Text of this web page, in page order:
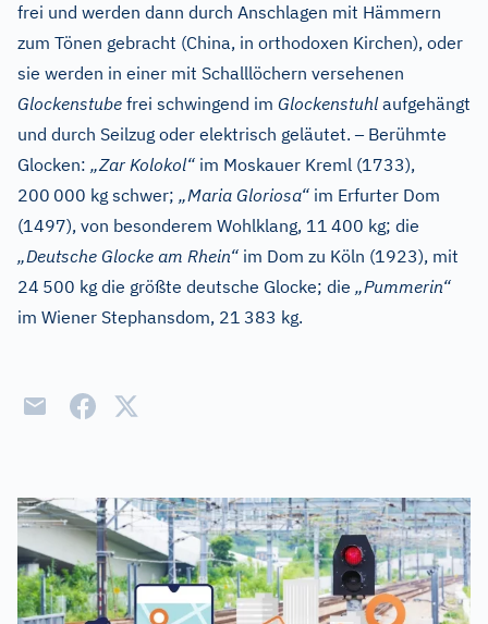
frei und werden dann durch Anschlagen mit Hämmern
zum Tönen gebracht (China, in orthodoxen Kirchen), oder
sie werden in einer mit Schalllöchern versehenen
Glockenstube frei schwingend im Glockenstuhl aufgehängt
und durch Seilzug oder elektrisch geläutet.–Berühmte
Glocken: „Zar Kolokol“ im Moskauer Kreml (1733),
200 000 kg schwer; „Maria Gloriosa“ im Erfurter Dom
(1497), von besonderem Wohlklang, 11 400 kg; die
„Deutsche Glocke am Rhein“ im Dom zu Köln (1923), mit
24 500 kg die größte deutsche Glocke; die „Pummerin“
im Wiener Stephansdom, 21 383 kg.